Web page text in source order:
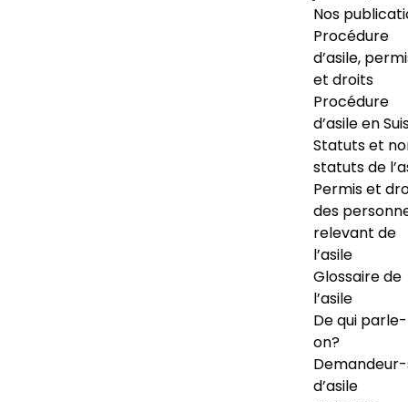
Nos
Procédure
d’asile,
et droits
Procédure
d’asile en
Statuts et
statuts de
Permis et
des
relevant de
l’asile
Glossaire de
l’asile
De qui
on?
d’asile